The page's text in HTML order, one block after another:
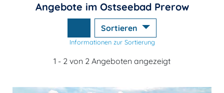
Angebote im Ostseebad Prerow
Sortieren
Informationen zur Sortierung
1 - 2 von 2 Angeboten angezeigt